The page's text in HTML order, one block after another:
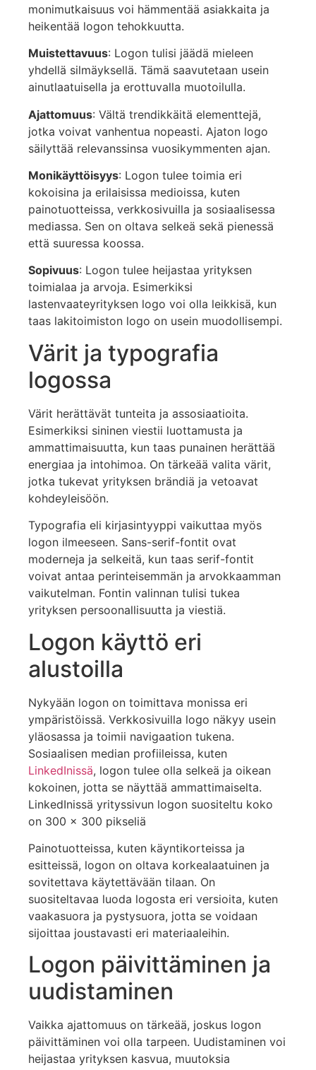
monimutkaisuus voi hämmentää asiakkaita ja
heikentää logon tehokkuutta.
Muistettavuus: Logon tulisi jäädä mieleen
yhdellä silmäyksellä. Tämä saavutetaan usein
ainutlaatuisella ja erottuvalla muotoilulla.
Ajattomuus: Vältä trendikkäitä elementtejä,
jotka voivat vanhentua nopeasti. Ajaton logo
säilyttää relevanssinsa vuosikymmenten ajan.
Monikäyttöisyys: Logon tulee toimia eri
kokoisina ja erilaisissa medioissa, kuten
painotuotteissa, verkkosivuilla ja sosiaalisessa
mediassa. Sen on oltava selkeä sekä pienessä
että suuressa koossa.
Sopivuus: Logon tulee heijastaa yrityksen
toimialaa ja arvoja. Esimerkiksi
lastenvaateyrityksen logo voi olla leikkisä, kun
taas lakitoimiston logo on usein muodollisempi.
Värit ja typografia
logossa
Värit herättävät tunteita ja assosiaatioita.
Esimerkiksi sininen viestii luottamusta ja
ammattimaisuutta, kun taas punainen herättää
energiaa ja intohimoa. On tärkeää valita värit,
jotka tukevat yrityksen brändiä ja vetoavat
kohdeyleisöön.
Typografia eli kirjasintyyppi vaikuttaa myös
logon ilmeeseen. Sans-serif-fontit ovat
moderneja ja selkeitä, kun taas serif-fontit
voivat antaa perinteisemmän ja arvokkaamman
vaikutelman. Fontin valinnan tulisi tukea
yrityksen persoonallisuutta ja viestiä.
Logon käyttö eri
alustoilla
Nykyään logon on toimittava monissa eri
ympäristöissä. Verkkosivuilla logo näkyy usein
yläosassa ja toimii navigaation tukena.
Sosiaalisen median profiileissa, kuten
LinkedInissä, logon tulee olla selkeä ja oikean
kokoinen, jotta se näyttää ammattimaiselta.
LinkedInissä yrityssivun logon suositeltu koko
on 300 x 300 pikseliä
Painotuotteissa, kuten käyntikorteissa ja
esitteissä, logon on oltava korkealaatuinen ja
sovitettava käytettävään tilaan. On
suositeltavaa luoda logosta eri versioita, kuten
vaakasuora ja pystysuora, jotta se voidaan
sijoittaa joustavasti eri materiaaleihin.
Logon päivittäminen ja
uudistaminen
Vaikka ajattomuus on tärkeää, joskus logon
päivittäminen voi olla tarpeen. Uudistaminen voi
heijastaa yrityksen kasvua, muutoksia